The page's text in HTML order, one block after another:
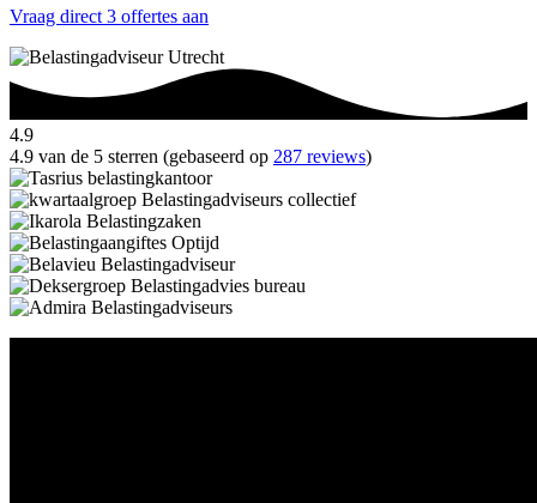
Vraag direct 3 offertes aan
4.9
4.9 van de 5 sterren (gebaseerd op 287 reviews)